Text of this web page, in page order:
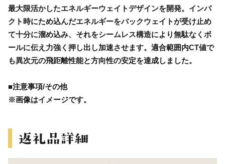
最大限活かしたエネルギーウェイトデザインを開発。インパ
クト時にため込んだエネルギーをバックウェイトが受け止め
て十分に溜め込み、それをシームレス構造により無駄なくボ
ールに伝え力強く押し出し加速させます。適合範囲内CT値で
も異次元の飛距離性能と方向性の安定を達成しました。
■注意事項/その他
※画像はイメージです。